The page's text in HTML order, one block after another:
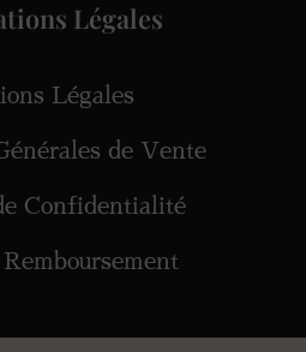
Légales
Légales
de Vente
Confidentialité